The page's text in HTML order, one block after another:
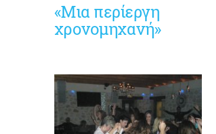
«Μια περίεργη
χρονομηχανή»